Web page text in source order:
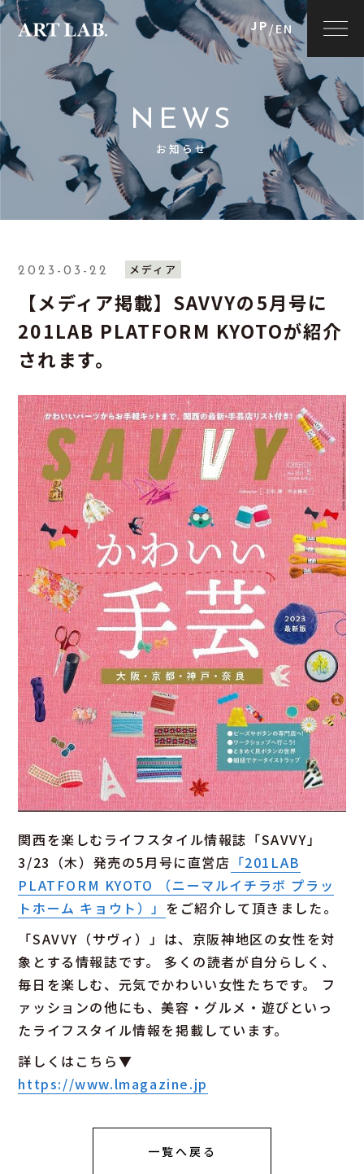
JP/EN
NEWS
お知らせ
2023-03-22 メディア
【メディア掲載】SAVVYの5月号に
201LAB PLATFORM KYOTOが紹介
されます。
関西を楽しむライフスタイル情報誌「SAVVY」
3/23（木）発売の5月号に直営店 「201LAB
PLATFORM KYOTO （ニーマルイチラボ プラッ
トホーム キョウト）」 をご紹介して頂きました。
「SAVVY（サヴィ）」は、京阪神地区の女性を対
象とする情報誌です。 多くの読者が自分らしく、
毎日を楽しむ、元気でかわいい女性たちです。 フ
ァッションの他にも、美容・グルメ・遊びといっ
たライフスタイル情報を掲載しています。
詳しくはこちら▼
https://www.lmagazine.jp
一覧へ戻る